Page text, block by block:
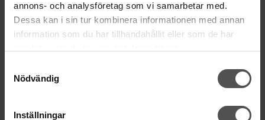
annons- och analysföretag som vi samarbetar med.
Dessa kan i sin tur kombinera informationen med annan
information som du har tillhandahållit eller som de har
Nödvändig
Inställningar
Villkor
Kontakta oss
Köp presentkort